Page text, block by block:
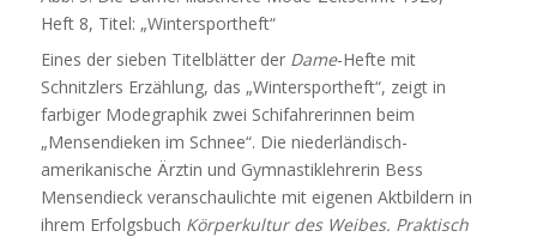
Heft 8, Titel: „Wintersportheft“
Eines der sieben Titelblätter der Dame-Hefte mit
Schnitzlers Erzählung, das „Wintersportheft“, zeigt in
farbiger Modegraphik zwei Schifahrerinnen beim
„Mensendieken im Schnee“. Die niederländisch-
amerikanische Ärztin und Gymnastiklehrerin Bess
Mensendieck veranschaulichte mit eigenen Aktbildern in
ihrem Erfolgsbuch Körperkultur des Weibes. Praktisch